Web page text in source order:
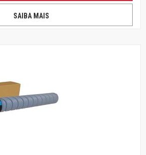
SAIBA MAIS